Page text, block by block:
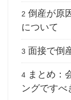
2 倒産が原
について
3 面接で倒
4 まとめ：
ングですべ